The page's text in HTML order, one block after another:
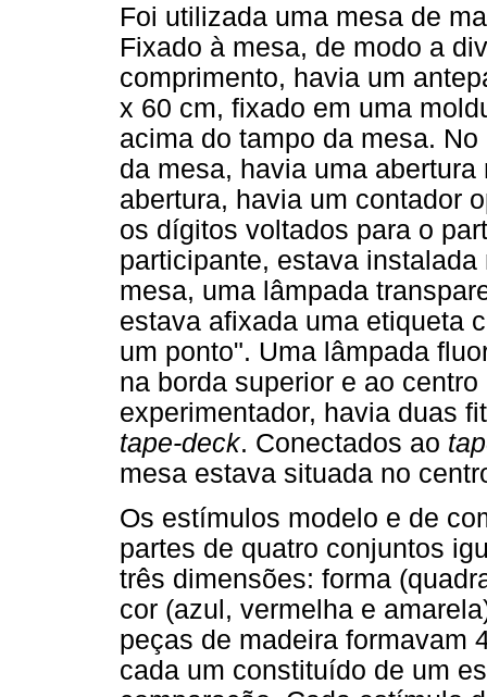
Foi utilizada uma mesa de
Fixado à mesa, de modo a
comprimento, havia um
x 60 cm, fixado em uma
acima do tampo da mesa.
da mesa, havia uma
abertura, havia um contador
os dígitos voltados para o
participante, estava
mesa, uma lâmpada
estava afixada uma etiqueta
um ponto". Uma lâmpada
na borda superior e ao
experimentador, havia duas
tape-deck. Conectados ao
mesa estava situada no
Os estímulos modelo e de
partes de quatro conjuntos
três dimensões: forma
cor (azul, vermelha e
peças de madeira formavam
cada um constituído de um